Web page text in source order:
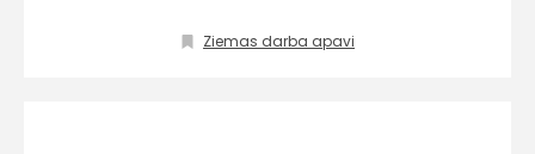
Ziemas darba apavi